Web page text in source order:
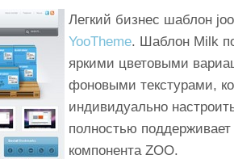
Легкий бизнес шаблон
YooTheme. Шаблон Milk
яркими цветовыми
фоновыми текстурами,
индивидуально
полностью
компонента ZOO.